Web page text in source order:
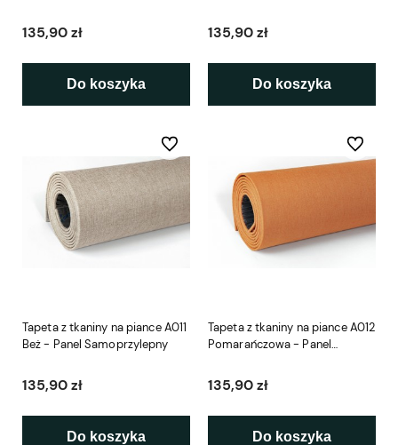
135,90 zł
Do koszyka
135,90 zł
Do koszyka
Tapeta z tkaniny na piance A011
Beż - Panel Samoprzylepny
135,90 zł
Do koszyka
Do ulubionych
Tapeta z tkaniny na piance A012
Pomarańczowa - Panel
135,90 zł
Do koszyka
Do